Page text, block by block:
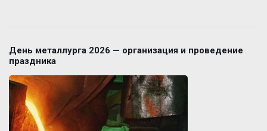
День металлурга 2026 — организация и проведение
праздника